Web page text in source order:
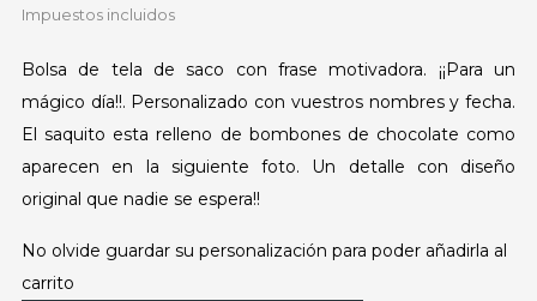
Impuestos incluidos
Bolsa de tela de saco con frase motivadora. ¡¡Para un
mágico día!!. Personalizado con vuestros nombres y fecha.
El saquito esta relleno de bombones de chocolate como
aparecen en la siguiente foto. Un detalle con diseño
original que nadie se espera!!
No olvide guardar su personalización para poder añadirla al
carrito